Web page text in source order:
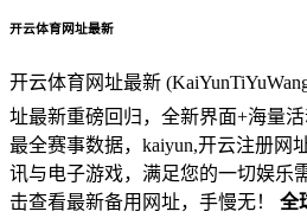
开云体育网址最新
开云体育网址最新
址最新重磅回归，全新界面+海量
最全赛事数据，kaiyun,开云注册网
讯与电子游戏，满足您的一切娱乐
击查看最新备用网址，手慢无！ 全